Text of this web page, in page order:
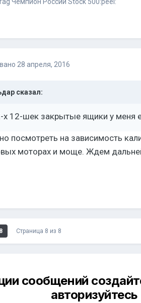
28 апреля, 2016
сказал:
х 12-шек закрытые ящики у меня
посмотреть на зависимость
моторах и моще. Ждем
8 Страница 8 из 8
сообщений
авторизуйтесь